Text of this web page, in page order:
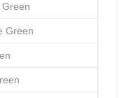
Green